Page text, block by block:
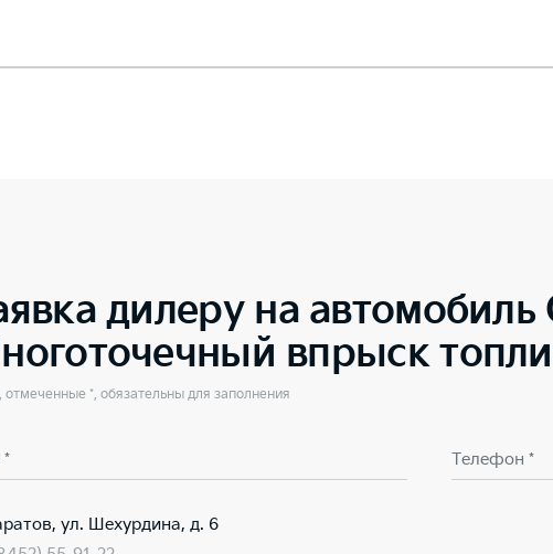
дилеру на автомобиль
впрыск
отмеченные *, обязательны для заполнения
Телефон *
ул. Шехурдина, д. 6